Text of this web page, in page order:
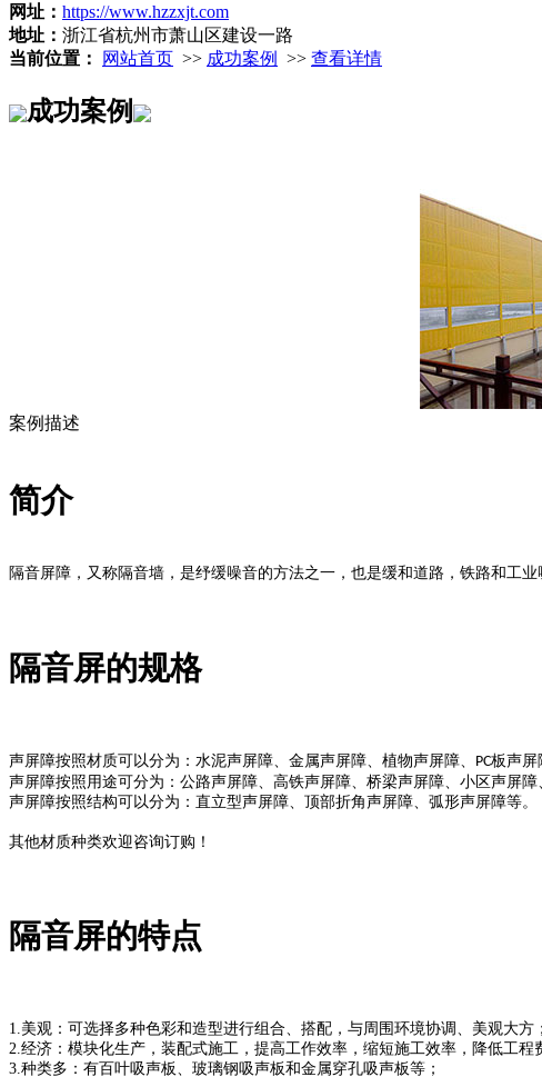
网址： https://www.hzzxjt.com
地址： 浙江省杭州市萧山区建设一路
当前位置：
网站首页 >> 成功案例 >> 查看详情
成功案例
案例描述
简介
隔音屏障，又称隔音墙，是纾缓噪音的方法之一，也是缓和道路，铁路和工
隔音屏的规格
声屏障按照材质可以分为：水泥声屏障、金属声屏障、植物声屏障、 PC板声屏
声屏障按照用途可分为：公路声屏障、高铁声屏障、桥梁声屏障、小区声屏
声屏障按照结构可以分为：直立型声屏障、顶部折角声屏障、弧形声屏障等。
其他材质种类欢迎咨询订购！
隔音屏的特点
1.美观：可选择多种色彩和造型进行组合、搭配，与周围环境协调、美观大方；
2.经济：模块化生产，装配式施工，提高工作效率，缩短施工效率，降低工程
3.种类多：有百叶吸声板、玻璃钢吸声板和金属穿孔吸声板等；